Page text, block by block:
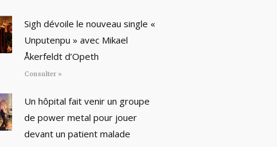
Sigh dévoile le nouveau single «
Unputenpu » avec Mikael
Åkerfeldt d’Opeth
Consulter »
Un hôpital fait venir un groupe
de power metal pour jouer
devant un patient malade